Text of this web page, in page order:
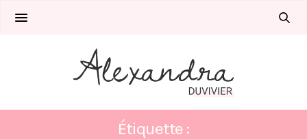
Étiquette :